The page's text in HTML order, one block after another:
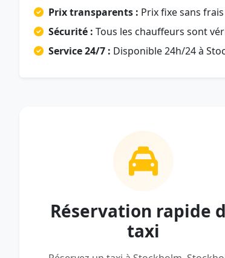
Prix transparents : Prix fixe sans
Sécurité : Tous les chauffeurs sont
Service 24/7 : Disponible 24h/24 à
Réservation rapide
taxi